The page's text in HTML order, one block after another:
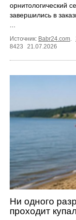
орнитологический
завершились в
Источник: Babr24.com
8423
21.07.2026
Ни одного
проходит